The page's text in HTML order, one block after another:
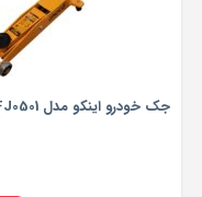
جک خودرو اینکو مدل HLFJ0501